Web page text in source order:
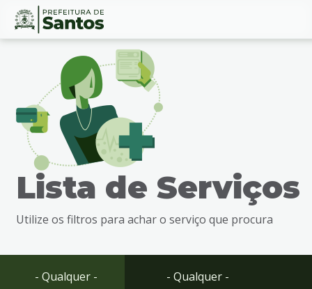
Ir
busca
Ir
Conteúdo
Lista de Serviços
Utilize os filtros para achar o serviço que procura
- Qualquer - - Qualquer -